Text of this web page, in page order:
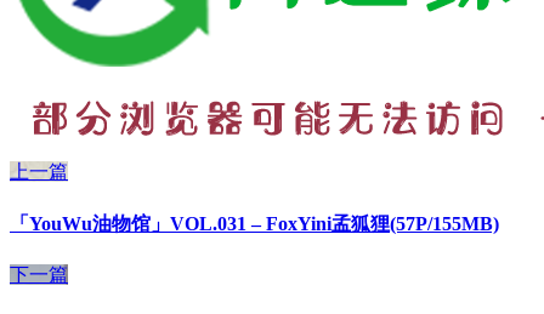
上一篇
「YouWu油物馆」VOL.031 – FoxYini孟狐狸(57P/155MB)
下一篇